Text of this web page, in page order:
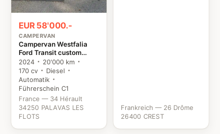
EUR 58'000.-
CAMPERVAN
Campervan Westfalia
Ford Transit custom
NUGGET Ford
2024
20'000 km
170 cv
Diesel
Automatik
Führerschein C1
France — 34 Hérault
34250 PALAVAS LES
FLOTS
Frankreich — 26 Drôme
26400 CREST